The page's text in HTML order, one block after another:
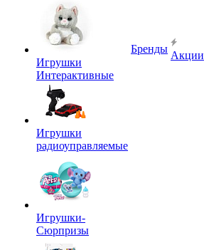
Игрушки
Интерактивные
Игрушки
радиоуправляемые
Игрушки-
Сюрпризы
Бренды
Акции